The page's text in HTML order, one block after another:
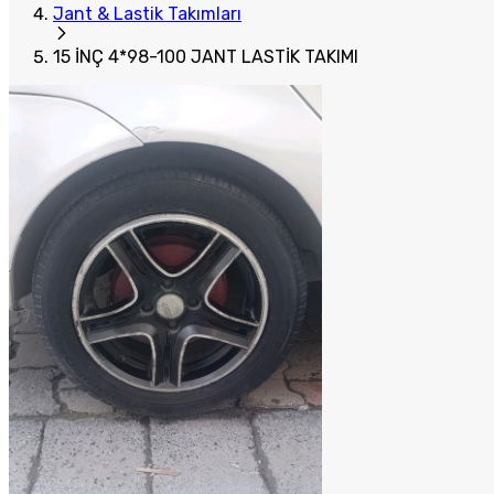
Jant & Lastik Takımları
15 İNÇ 4*98-100 JANT LASTİK TAKIMI